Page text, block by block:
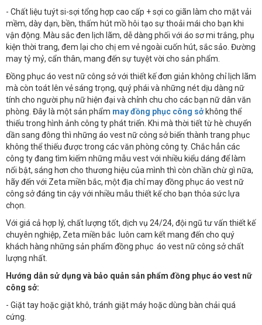
- Chất liệu tuýt si-sợi tổng hợp cao cấp + sợi co giãn làm cho mặt vải
mềm, dày dạn, bền, thấm hút mồ hôi tạo sự thoải mái cho bạn khi
vận động. Màu sắc đen lịch lãm, dễ dàng phối với áo sơ mi trắng, phụ
kiện thời trang, đem lại cho chị em vẻ ngoài cuốn hút, sắc sảo. Đường
may tỷ mỷ, cẩn thân, mang đến sự tuyệt vời cho sản phẩm.
Đồng phục áo vest nữ công sở với thiết kế đơn giản không chỉ lịch lãm
mà còn toát lên vẻ sáng trọng, quý phái và những nét dịu dàng nữ
tính cho người phụ nữ hiện đại và chỉnh chu cho các bạn nữ dân văn
phòng. Đây là một sản phẩm may đồng phục công sởkhông thể
thiếu trong hình ảnh công ty phát triển. Khi mà thời tiết từ hè chuyển
dần sang đông thì những áo vest nữ công sở biến thành trang phục
không thể thiếu được trong các văn phòng công ty. Chắc hẳn các
công ty đang tìm kiếm những mẫu vest với nhiều kiểu dáng để làm
nổi bật, sáng hơn cho thương hiệu của mình thì còn chần chừ gì nữa,
hãy đến với Zeta miền bắc, một địa chỉ may đồng phục áo vest nữ
công sở đáng tin cậy với nhiều mẫu thiết kế cho bạn thỏa sức lựa
chọn.
Với giá cả hợp lý, chất lượng tốt, dịch vụ 24/24, đội ngũ tư vấn thiết kế
chuyên nghiệp, Zeta miền bắc luôn cam kết mang đến cho quý
khách hàng những sản phẩm đồng phục áo vest nữ công sở chất
lượng nhất.
Hướng dẫn sử dụng và bảo quản sản phẩm đồng phục áo vest nữ
công sở:
- Giặt tay hoặc giặt khô, tránh giặt máy hoặc dùng bàn chải quá
cứng.